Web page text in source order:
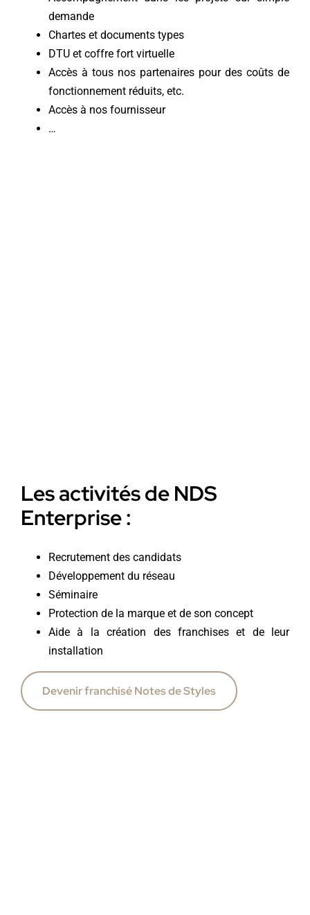
demande
Chartes et documents types
DTU et coffre fort virtuelle
Accès à tous nos partenaires pour des coûts de
fonctionnement réduits, etc.
Accès à nos fournisseur
…
Les activités de NDS
Enterprise :
Recrutement des candidats
Développement du réseau
Séminaire
Protection de la marque et de son concept
Aide à la création des franchises et de leur
installation
Devenir franchisé Notes de Styles